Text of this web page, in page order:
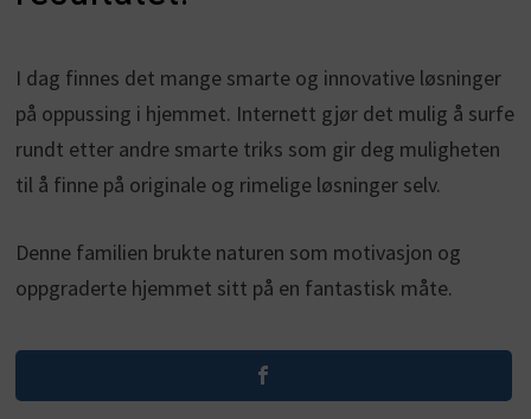
I dag finnes det mange smarte og innovative løsninger
på oppussing i hjemmet. Internett gjør det mulig å surfe
rundt etter andre smarte triks som gir deg muligheten
til å finne på originale og rimelige løsninger selv.
Denne familien brukte naturen som motivasjon og
oppgraderte hjemmet sitt på en fantastisk måte.